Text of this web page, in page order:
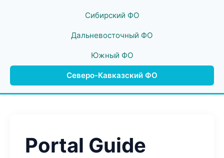
Сибирский ФО
Дальневосточный ФО
Южный ФО
Северо-Кавказский ФО
Portal Guide